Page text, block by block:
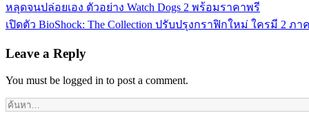
หลุดจนปล่อยเอง ตัวอย่าง Watch Dogs 2 พร้อมราคาพรี
เปิดตัว BioShock: The Collection ปรับปรุงกราฟิกใหม่ ใครมี 2 ภ
Leave a Reply
You must be logged in to post a comment.